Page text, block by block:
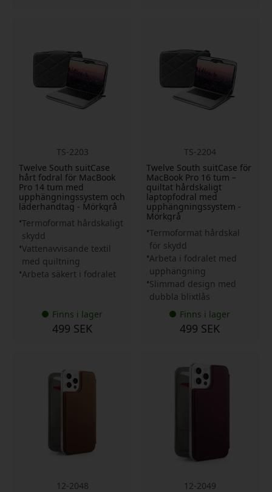
TS-2203
Twelve South suitCase
hårt fodral för MacBook
Pro 14 tum med
upphängningssystem och
läderhandtag - Mörkgrå
Termoformat hårdskaligt
skydd
Vattenavvisande textil
med quiltning
Arbeta säkert i fodralet
Finns i lager
499 SEK
TS-2204
Twelve South suitCase för
MacBook Pro 16 tum –
quiltat hårdskaligt
laptopfodral med
upphängningssystem -
Mörkgrå
Termoformat hårdskal
för skydd
Arbeta i fodralet med
upphängning
Slimmad design med
dubbla blixtlås
Finns i lager
499 SEK
12-2048
12-2049